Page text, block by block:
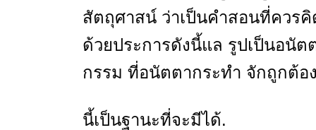
สัตถุศาสน์ ว่าเป็นคำสอนที่ควร
ด้วยประการดังนี้แล รูปเป็นอนั
กรรม ที่อนัตตากระทำ จักถูกต้อ
นี้เป็นฐานะที่จะมีได้.